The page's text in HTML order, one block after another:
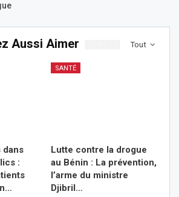
Tout
Aussi Aimer
dans
:
SANTÉ
Lutte contre la drogue
au Bénin : La prévention,
l’arme du ministre
Djibril…